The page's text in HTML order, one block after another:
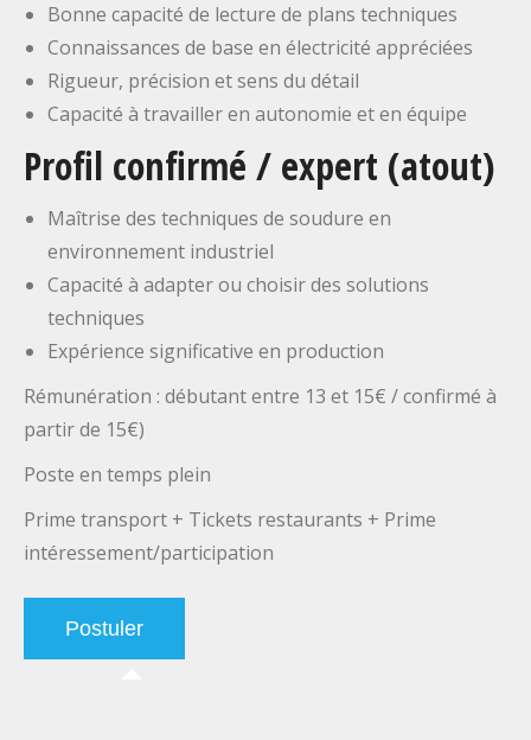
Bonne capacité de lecture de plans techniques
Connaissances de base en électricité appréciées
Rigueur, précision et sens du détail
Capacité à travailler en autonomie et en équipe
Profil confirmé / expert (atout)
Maîtrise des techniques de soudure en
environnement industriel
Capacité à adapter ou choisir des solutions
techniques
Expérience significative en production
Rémunération : débutant entre 13 et 15€ / confirmé à
partir de 15€)
Poste en temps plein
Prime transport + Tickets restaurants + Prime
intéressement/participation